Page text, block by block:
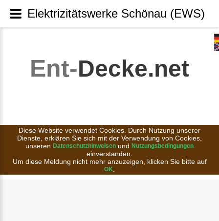
Ent-Decke.net
Diese Website verwendet Cookies. Durch Nutzung unserer
Dienste, erklären Sie sich mit der Verwendung von Cookies,
unseren Datenschutzhinweisen und Nutzungsbedingungen
einverstanden.
Um diese Meldung nicht mehr anzuzeigen, klicken Sie bitte auf
OK
Elektrizitätswerke Schönau (EWS)